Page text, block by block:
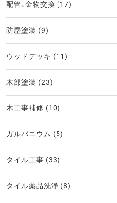
配管、金物交換 (17)
防塵塗装 (9)
ウッドデッキ (11)
木部塗装 (23)
木工事補修 (10)
ガルバニウム (5)
タイル工事 (33)
タイル薬品洗浄 (8)